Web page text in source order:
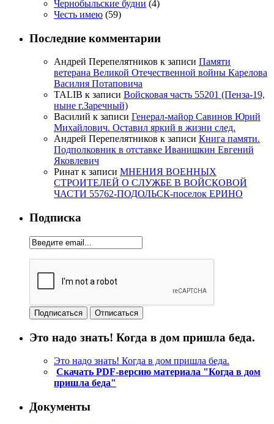
Чернобыльские будни (4)
Честь имею (59)
Последние комментарии
Андрей Перепелятников к записи Памяти
ветерана Великой Отечественной войны Карелова
Василия Потаповича
TALIB к записи Войсковая часть 55201 (Пенза-19,
ныне г.Заречный)
Василий к записи Генерал-майор Савинов Юрий
Михайлович. Оставил яркий в жизни след.
Андрей Перепелятников к записи Книга памяти.
Подполковник в отставке Иванишкин Евгений
Яковлевич
Ринат к записи МНЕНИЯ ВОЕННЫХ
СТРОИТЕЛЕЙ О СЛУЖБЕ В ВОЙСКОВОЙ
ЧАСТИ 55762-ПОДОЛЬСК-поселок ЕРИНО
Подписка
Это надо знать! Когда в дом пришла беда.
Это надо знать! Когда в дом пришла беда.
Скачать PDF-версию материала "Когда в дом
пришла беда"
Документы